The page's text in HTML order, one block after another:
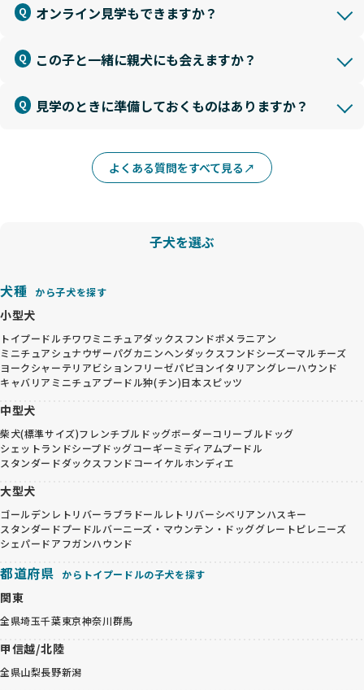
オンライン見学もできますか？
この子と一緒に親犬にも会えますか？
見学のときに準備しておくものはありますか？
よくある質問をすべて見る
子犬を選ぶ
犬種 から子犬を探す
小型犬
トイプードルチワワミニチュアダックスフンドポメラニアン
ミニチュアシュナウザーパグカニンヘンダックスフンドシーズーマルチーズ
ヨークシャーテリアビションフリーゼパピヨンイタリアングレーハウンド
キャバリア ミニチュアプードル狆(チン)日本スピッツ
中型犬
柴犬(標準サイズ)フレンチブルドッグボーダーコリーブルドッグ
シェットランドシープドッグコーギーミディアムプードル
スタンダードダックスフンドコーイケルホンディエ
大型犬
ゴールデンレトリバー ラブラドールレトリバーシベリアンハスキー
スタンダードプードルバーニーズ・マウンテン・ドッググレートピレニーズ
シェパードアフガンハウンド
都道府県 からトイプードルの子犬を探す
関東
全県埼玉千葉東京神奈川群馬
甲信越/北陸
全県山梨長野新潟